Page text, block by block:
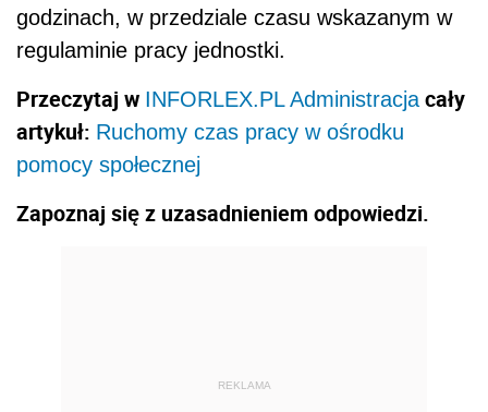
godzinach, w przedziale czasu wskazanym w
regulaminie pracy jednostki.
Przeczytaj w INFORLEX.PL Administracja cały
artykuł: Ruchomy czas pracy w ośrodku
pomocy społecznej
Zapoznaj się z uzasadnieniem odpowiedzi.
REKLAMA